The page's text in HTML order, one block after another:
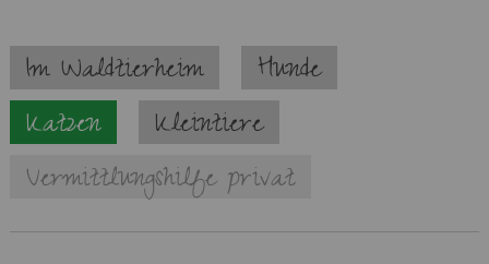
Navigation
überspringen
Im Waldtierheim
Hunde
Katzen
Kleintiere
Vermittlungshilfe privat